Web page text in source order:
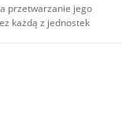
przetwarzanie jego
każdą z jednostek